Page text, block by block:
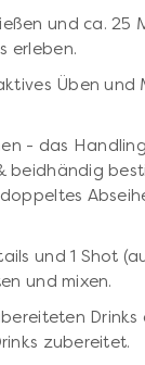
und ca. 25
erleben.
Üben und
- das
beidhändig
und 1 Shot
und mixen.
zubereitet.